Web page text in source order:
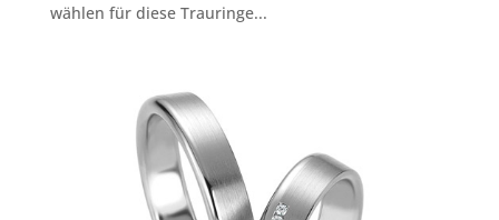
wählen für diese Trauringe...